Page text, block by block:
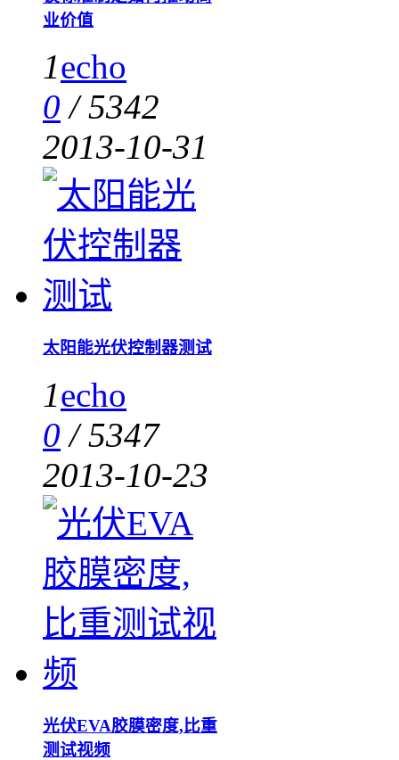
业价值
1echo
0 /5342
2013-10-31
太阳能光伏控制器测试
1echo
0 /5347
2013-10-23
光伏EVA胶膜密度,比重
测试视频